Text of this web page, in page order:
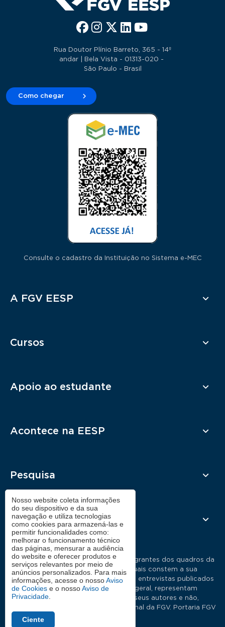
Rua Doutor Plínio Barreto, 365 - 14º
andar | Bela Vista - 01313-020 -
São Paulo - Brasil
Como chegar
Consulte o cadastro da Instituição no Sistema e-MEC
Rodapé
A FGV EESP
Cursos
Apoio ao estudante
Acontece na EESP
Pesquisa
Contato
As manifestações expressas por integrantes dos quadros da
Fundação Getulio Vargas, nas quais constem a sua
identificação como tais, em artigos e entrevistas publicados
nos meios de comunicação em geral, representam
exclusivamente as opiniões dos seus autores e não,
necessariamente, a posição institucional da FGV. Portaria FGV
Nosso website coleta informações
do seu dispositivo e da sua
navegação e utiliza tecnologias
como cookies para armazená-las e
permitir funcionalidades como:
melhorar o funcionamento técnico
das páginas, mensurar a audiência
do website e oferecer produtos e
serviços relevantes por meio de
anúncios personalizados. Para mais
informações, acesse o nossoAviso
de Cookies e o nossoAviso de
Privacidade
Ciente